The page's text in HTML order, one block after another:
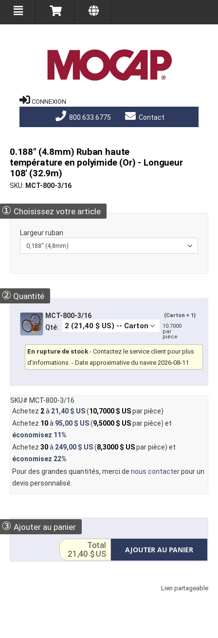
CONNEXION
800.633.6775 Contact
0.188" (4.8mm) Ruban haute
température en polyimide (Or) - Longueur
108' (32.9m)
SKU MCT-800-3/16
① Choisissez votre article
Largeur ruban
② Quantité
MCT-800-3/16 (Carton × 1)
Qté:
10.7000
par
pièce
En rupture de stock - Contactez le service client pour plus
d'informations. - Date approximative du navire 2026-08-11
SKU# MCT-800-3/16
Achetez 2à 21,40 $ US(10,7000 $ USpar pièce)
Achetez 10à 95,00 $ US(9,5000 $ USpar pièce) et
économisez 11%
Achetez 30à 249,00 $ US(8,3000 $ USpar pièce) et
économisez 22%
Pour des grandes quantités, merci de nous contacterpour un
devis personnalisé.
③ Ajouter au panier
AJOUTER AU PANIER
Total
21,40 $ US
Lien partageable